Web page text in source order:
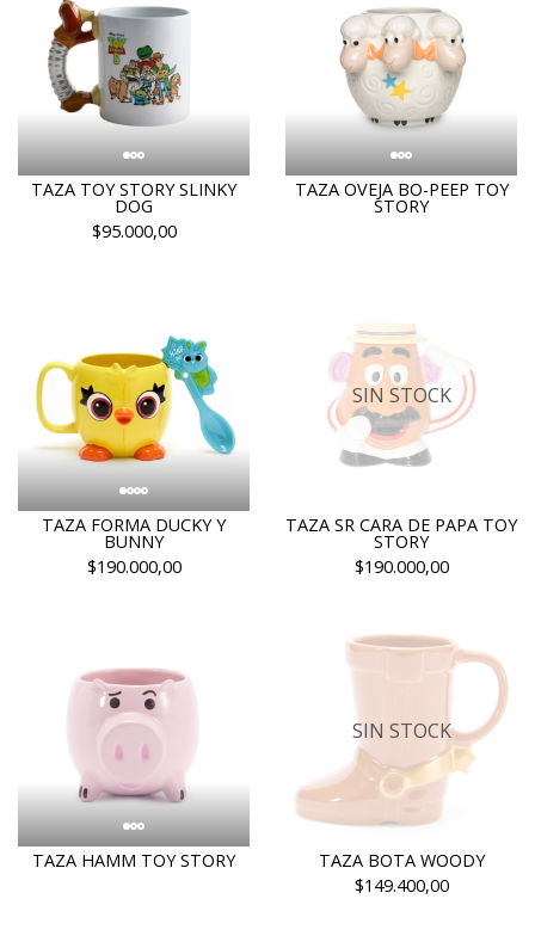
TAZA TOY STORY SLINKY
DOG
$95.000,00
TAZA OVEJA BO-PEEP TOY
STORY
TAZA FORMA DUCKY Y
BUNNY
$190.000,00
SIN STOCK
TAZA SR CARA DE PAPA TOY
STORY
$190.000,00
TAZA HAMM TOY STORY
SIN STOCK
TAZA BOTA WOODY
$149.400,00